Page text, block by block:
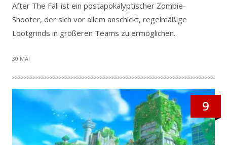
After The Fall ist ein postapokalyptischer Zombie-
Shooter, der sich vor allem anschickt, regelmäßige
Lootgrinds in größeren Teams zu ermöglichen.
30 MAI
9